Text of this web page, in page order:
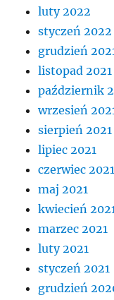
luty 2022
styczeń 2022
grudzień
listopad 2021
październik
wrzesień
sierpień 2021
lipiec 2021
czerwiec 2021
maj 2021
kwiecień
marzec 2021
luty 2021
styczeń 2021
grudzień